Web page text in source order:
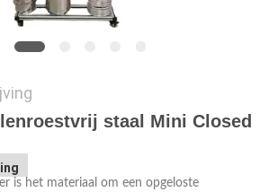
staal Mini Closed
is het materiaal om een opgeloste